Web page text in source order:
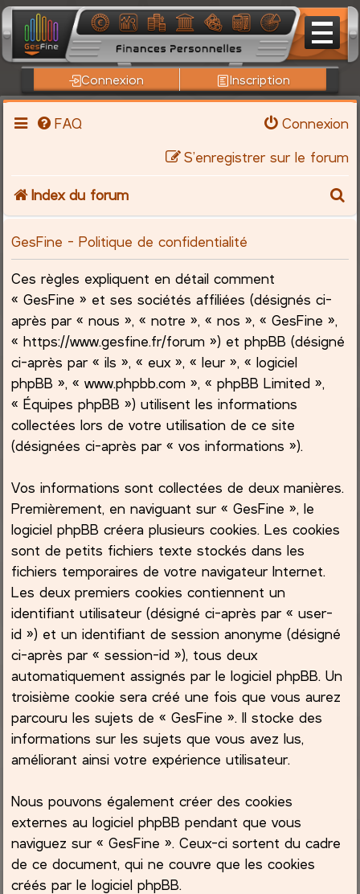
Connexion Inscription
FAQ
Connexion
S’enregistrer sur le forum
Index du forum
c
GesFine - Politique de confidentialité
Ces règles expliquent en détail comment
« GesFine » et ses sociétés affiliées (désignés ci-
après par « nous », « notre », « nos », « GesFine »,
« https://www.gesfine.fr/forum ») et phpBB (désigné
ci-après par « ils », « eux », « leur », « logiciel
phpBB », « www.phpbb.com », « phpBB Limited »,
« Équipes phpBB ») utilisent les informations
collectées lors de votre utilisation de ce site
(désignées ci-après par « vos informations »).
Vos informations sont collectées de deux manières.
Premièrement, en naviguant sur « GesFine », le
logiciel phpBB créera plusieurs cookies. Les cookies
sont de petits fichiers texte stockés dans les
fichiers temporaires de votre navigateur Internet.
Les deux premiers cookies contiennent un
identifiant utilisateur (désigné ci-après par « user-
id ») et un identifiant de session anonyme (désigné
ci-après par « session-id »), tous deux
automatiquement assignés par le logiciel phpBB. Un
troisième cookie sera créé une fois que vous aurez
parcouru les sujets de « GesFine ». Il stocke des
informations sur les sujets que vous avez lus,
améliorant ainsi votre expérience utilisateur.
Nous pouvons également créer des cookies
externes au logiciel phpBB pendant que vous
naviguez sur « GesFine ». Ceux-ci sortent du cadre
de ce document, qui ne couvre que les cookies
créés par le logiciel phpBB.